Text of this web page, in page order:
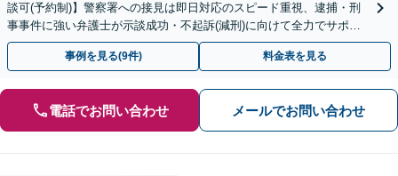
談可(予約制)】警察署への接見は即日対応のスピード重視、逮捕・刑
事事件に強い弁護士が示談成功・不起訴(減刑)に向けて全力でサポー
トします。【加害者側の相談専門】
事例を見る(9件) 料金表を見る
電話でお問い合わせ メールでお問い合わせ